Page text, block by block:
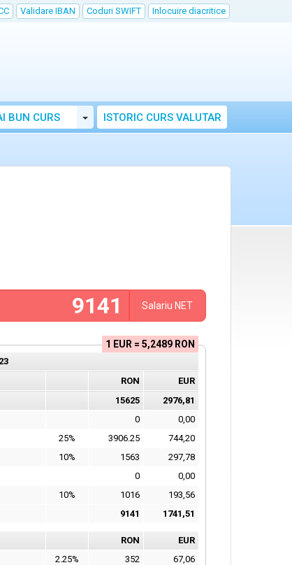
Validare IBAN Coduri SWIFT Inlocuire diacritice
BUN CURS Toggle Dropdown
ISTORIC CURS VALUTAR
Salariu NET
1 EUR = 5,2489 RON
RON
EUR
15625
2976,81
0
0,00
25% 3906.25
744,20
10% 1563
297,78
0
0,00
10% 1016
193,56
9141 1741,51
RON
EUR
2.25% 352
67,06